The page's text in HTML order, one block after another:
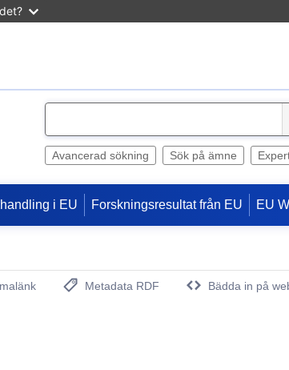
e
Avancerad sökning Sök på ämne
i EU Forskningsresultat från EU EU
Metadata RDF
Bädda in på